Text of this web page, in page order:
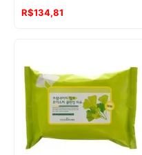
R$134,81